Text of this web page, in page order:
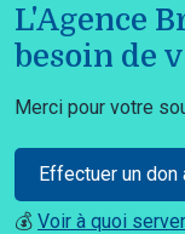
L'Agence
besoin de
Merci pour votre
Effectuer un don
💰 Voir à quoi